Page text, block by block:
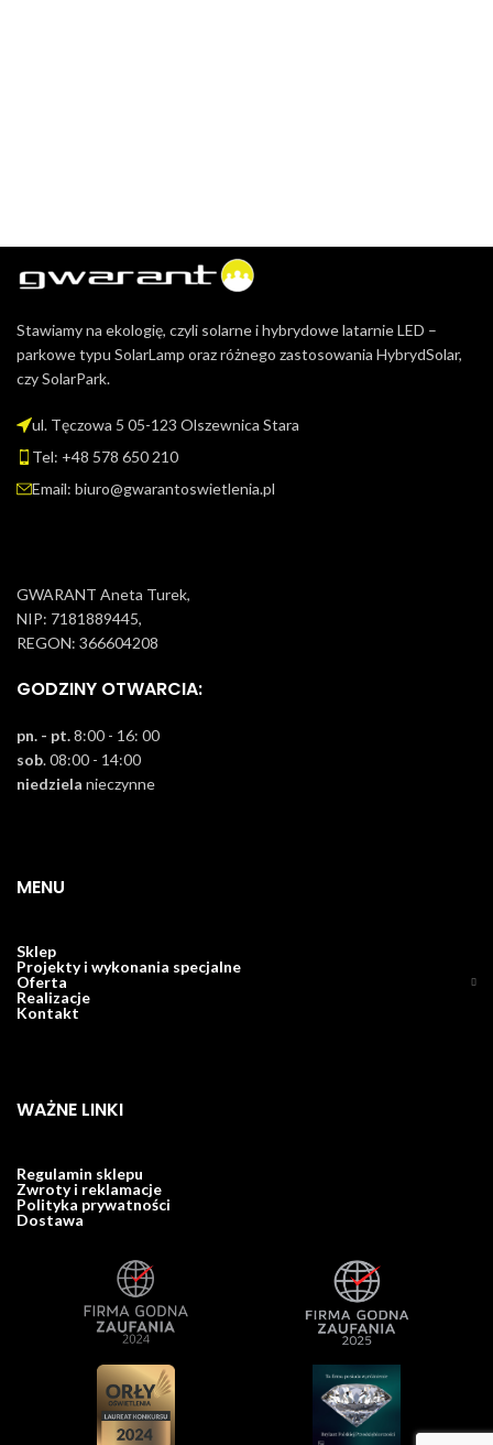
Stawiamy na ekologię, czyli solarne i hybrydowe latarnie LED –
parkowe typu SolarLamp oraz różnego zastosowania HybrydSolar,
czy SolarPark.
ul. Tęczowa 5 05-123 Olszewnica Stara
Tel: +48 578 650 210
Email: biuro@gwarantoswietlenia.pl
GWARANT Aneta Turek,
NIP: 7181889445,
REGON: 366604208
GODZINY OTWARCIA:
pn. - pt.8:00 - 16: 00
sob. 08:00 - 14:00
niedziela nieczynne
MENU
Sklep
Projekty i wykonania specjalne
Oferta
Realizacje
Kontakt
WAŻNE LINKI
Regulamin sklepu
Zwroty i reklamacje
Polityka prywatności
Dostawa